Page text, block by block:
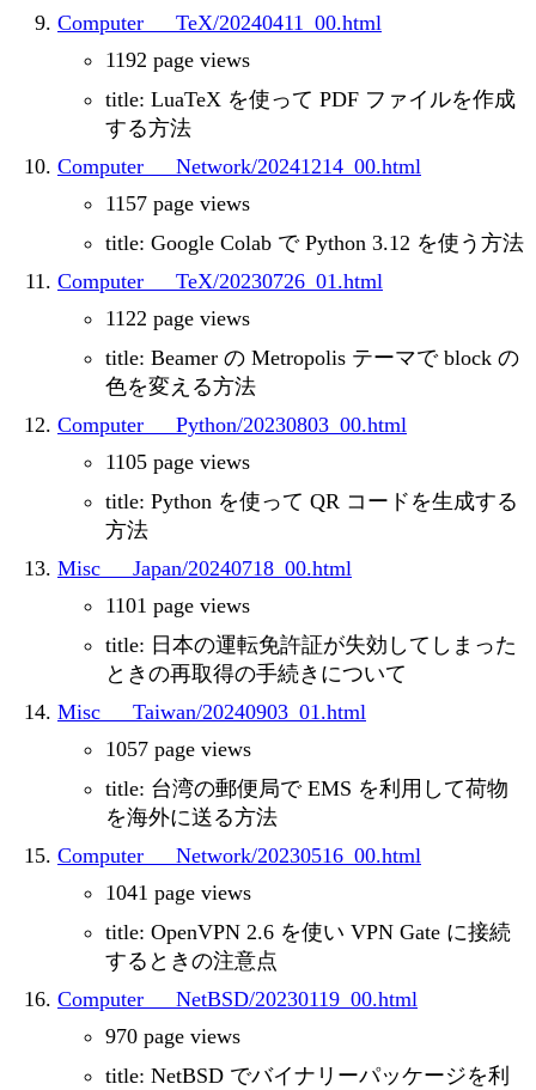
Computer___TeX/20240411_00.html
1192 page views
title: LuaTeX を使って PDF ファイルを作成
する方法
Computer___Network/20241214_00.html
1157 page views
title: Google Colab で Python 3.12 を使う方法
Computer___TeX/20230726_01.html
1122 page views
title: Beamer の Metropolis テーマで block の
色を変える方法
Computer___Python/20230803_00.html
1105 page views
title: Python を使って QR コードを生成する
方法
Misc___Japan/20240718_00.html
1101 page views
title: 日本の運転免許証が失効してしまった
ときの再取得の手続きについて
Misc___Taiwan/20240903_01.html
1057 page views
title: 台湾の郵便局で EMS を利用して荷物
を海外に送る方法
Computer___Network/20230516_00.html
1041 page views
title: OpenVPN 2.6 を使い VPN Gate に接続
するときの注意点
Computer___NetBSD/20230119_00.html
970 page views
title: NetBSD でバイナリーパッケージを利